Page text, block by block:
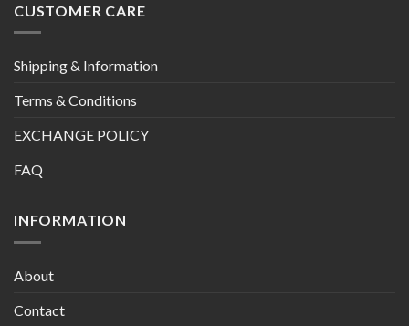
CUSTOMER CARE
Shipping & Information
Terms & Conditions
EXCHANGE POLICY
FAQ
INFORMATION
About
Contact